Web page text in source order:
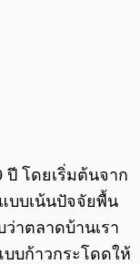
ปี โดยเริ่มต้นจาก
บบเน้นปัจจัยพื้น
าตลาดบ้านเรา
บก้าวกระโดดให้